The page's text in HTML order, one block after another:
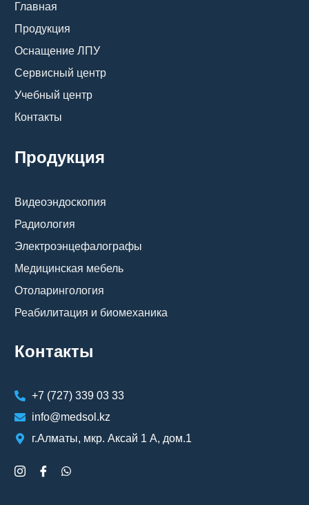
Главная
Продукция
Оснащение ЛПУ
Сервисный центр
Учебный центр
Контакты
Продукция
Видеоэндоскопия
Радиология
Электроэнцефалографы
Медицинская мебель
Отоларингология
Реабилитация и биомеханика
Контакты
+7 (727) 339 03 33
info@medsol.kz
г.Алматы, мкр. Аксай 1 А, дом.1